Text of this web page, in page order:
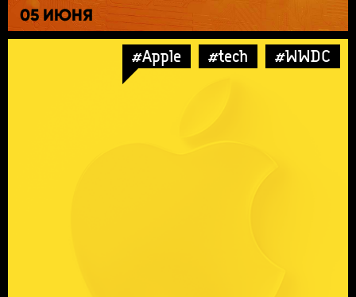
05 ИЮНЯ
#Apple #tech #WWDC